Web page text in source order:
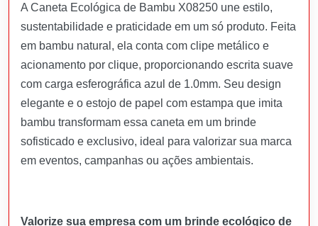
A Caneta Ecológica de Bambu X08250 une estilo,
sustentabilidade e praticidade em um só produto. Feita
em bambu natural, ela conta com clipe metálico e
acionamento por clique, proporcionando escrita suave
com carga esferográfica azul de 1.0mm. Seu design
elegante e o estojo de papel com estampa que imita
bambu transformam essa caneta em um brinde
sofisticado e exclusivo, ideal para valorizar sua marca
em eventos, campanhas ou ações ambientais.
Valorize sua empresa com um brinde ecológico de